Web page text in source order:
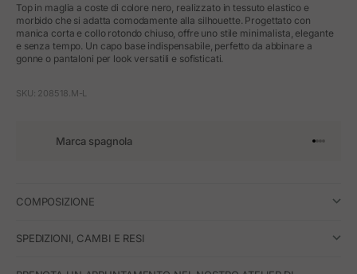
Top in maglia a coste di colore nero, realizzato in tessuto elastico e
morbido che si adatta comodamente alla silhouette. Progettato con
manica corta e collo rotondo chiuso, offre uno stile minimalista, elegante
e senza tempo. Un capo base indispensabile, perfetto da abbinare a
gonne o pantaloni per look versatili e sofisticati.
SKU: 208518.M-L
Marca spagnola Vai
Vai
Vai
Vai
COMPOSIZIONE
SPEDIZIONI, CAMBI E RESI